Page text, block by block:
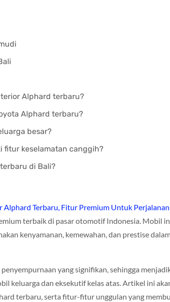
Alphard terbaru?
Alphard terbaru?
besar?
fitur keselamatan canggih?
di Bali?
Alphard Terbaru, Fitur Premium Untuk
terbaik di pasar otomotif Indonesia. Mobil
kenyamanan, kemewahan, dan prestise
yang signifikan, sehingga
keluarga dan eksekutif kelas atas. Artikel ini
terbaru, serta fitur-fitur unggulan yang